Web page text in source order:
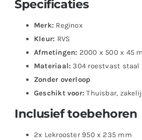
Specificaties
Merk: Reginox
Kleur: RVS
Afmetingen: 2000 x 500 x 45
Materiaal: 304 roestvast staal
Zonder overloop
Geschikt voor: Thuisbar,
Inclusief toebehoren
2x Lekrooster 950 x 235 mm